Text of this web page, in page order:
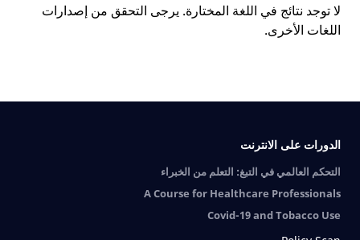
لا توجد نتائج في اللغة المختارة. يرجى التحقق من إصدارات
اللغات الأخرى.
الدورات على الانترنت
التحكم العالمي في التبغ: التعلم من الخبراء
A Course for Healthcare Professionals
Covid-19 and Tobacco Use